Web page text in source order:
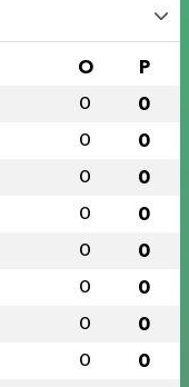
O P
0 0
0 0
0 0
0 0
0 0
0 0
0 0
0 0